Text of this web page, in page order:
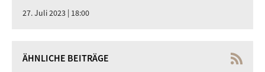
27. Juli 2023 | 18:00
ÄHNLICHE BEITRÄGE